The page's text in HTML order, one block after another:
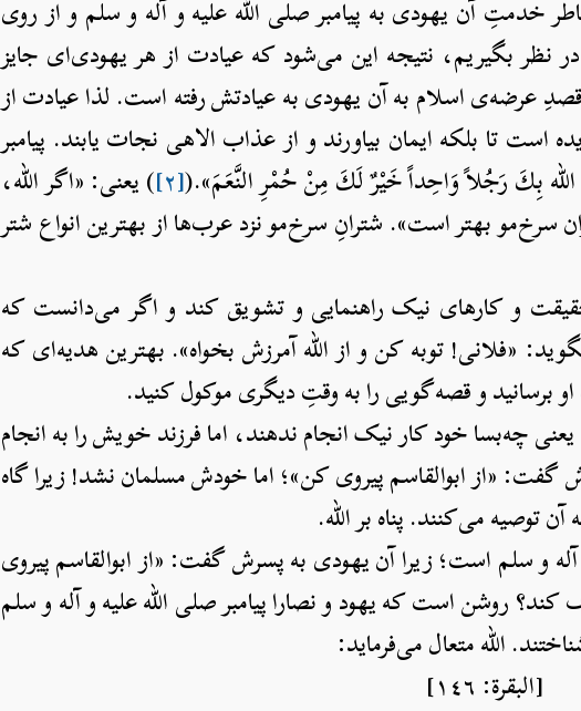
خدمتِ آن یهودی به پیامبر صلی الله علیه و آله و سلم و از روی
نظر بگیریم، نتیجه این می‌شود که عیادت از هر یهودی‌ای جایز
عرضه‌ی اسلام به آن یهودی به عیادتش رفته است. لذا عیادت از
است تا بلکه ایمان بیاورند و از عذاب الاهی نجات یابند. پیامبر
بِكَ رَجُلاً وَاحِداً خَيْرٌ لَكَ مِنْ حُمْرِ النَّعَمَ».([۲] ) یعنی: «اگر الله،
سرخ‌مو بهتر است». شترانِ سرخ‌مو نزد عرب‌ها از بهترین انواع شتر
و کارهای نیک راهنمایی و تشویق کند و اگر می‌دانست که
«فلانی! توبه کن و از الله آمرزش بخواه». بهترین هدیه‌ای که
برسانید و قصه‌گویی را به وقتِ دیگری موکول کنید.
چه‌بسا خود کار نیک انجام ندهند، اما فرزند خویش را به انجام
«از ابوالقاسم پیروی کن»؛ اما خودش مسلمان نشد! زیرا گاه
توصیه می‌کنند. پناه بر الله.
و سلم است؛ زیرا آن یهودی به پسرش گفت: «از ابوالقاسم پیروی
روشن است که یهود و نصارا پیامبر صلی الله علیه و آله و سلم
الله متعال می‌فرماید:
١٤٦]